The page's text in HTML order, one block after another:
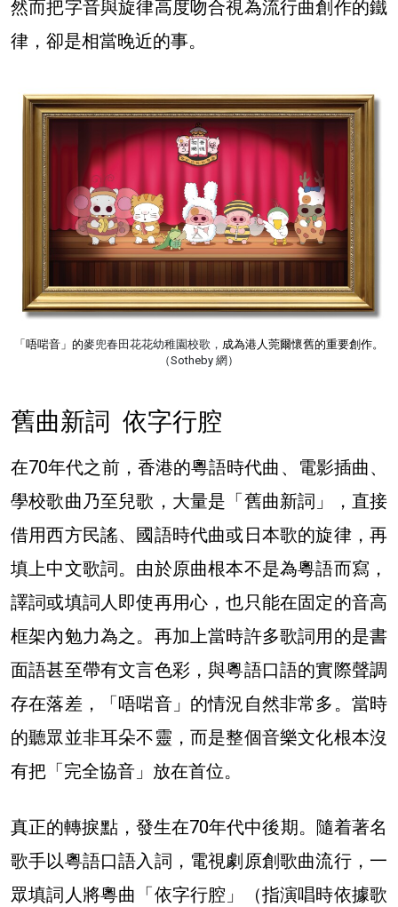
然而把字音與旋律高度吻合視為流行曲創作的鐵
律，卻是相當晚近的事。
「唔啱音」的麥兜春田花花幼稚園校歌， 成為港人莞爾懷舊的重要創作。
（Sotheby 網）
舊曲新詞 依字行腔
在70年代之前，香港的粵語時代曲、電影插曲、
學校歌曲乃至兒歌，大量是「舊曲新詞」，直接
借用西方民謠、國語時代曲或日本歌的旋律，再
填上中文歌詞。由於原曲根本不是為粵語而寫，
譯詞或填詞人即使再用心，也只能在固定的音高
框架內勉力為之。再加上當時許多歌詞用的是書
面語甚至帶有文言色彩，與粵語口語的實際聲調
存在落差，「唔啱音」的情況自然非常多。當時
的聽眾並非耳朵不靈，而是整個音樂文化根本沒
有把「完全協音」放在首位。
真正的轉捩點，發生在70年代中後期。隨着著名
歌手以粵語口語入詞，電視劇原創歌曲流行，一
眾填詞人將粵曲「依字行腔」（指演唱時依據歌